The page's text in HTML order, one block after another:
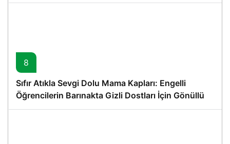
8
Sıfır Atıkla Sevgi Dolu Mama Kapları: Engelli
Öğrencilerin Barınakta Gizli Dostları İçin Gönüllü
Proje